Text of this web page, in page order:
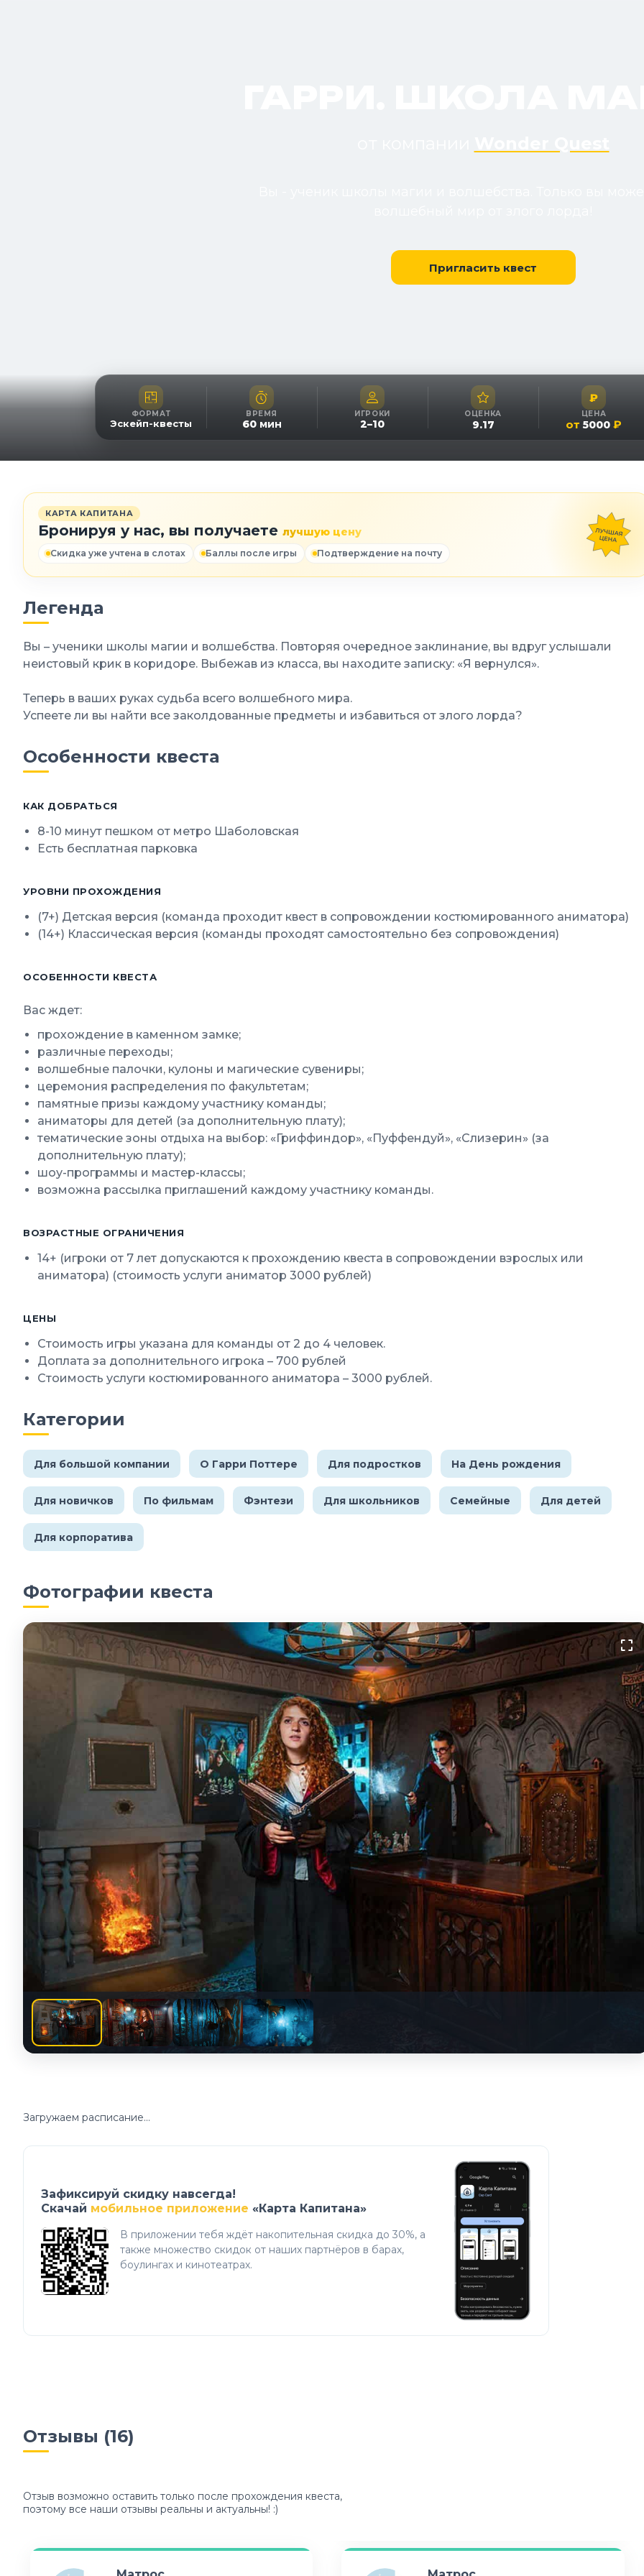
Пригласить квест
ФОРМАТ
Эскейп-квесты
ВРЕМЯ
60мин
ИГРОКИ
2–10
ОЦЕНКА
9.17
₽
ЦЕНА
от 5000 ₽
КАРТА КАПИТАНА
Бронируя у нас, вы получаете лучшую цену
Скидка уже учтена в слотах Баллы после игры Подтверждение на почту
Легенда
Вы – ученики школы магии и волшебства. Повторяя очередное заклинание, вы вдруг услышали
неистовый крик в коридоре. Выбежав из класса, вы находите записку: «Я вернулся».
Теперь в ваших руках судьба всего волшебного мира.
Успеете ли вы найти все заколдованные предметы и избавиться от злого лорда?
Особенности квеста
КАК ДОБРАТЬСЯ
8-10 минут пешком от метро Шаболовская
Есть бесплатная парковка
УРОВНИ ПРОХОЖДЕНИЯ
(7+) Детская версия (команда проходит квест в сопровождении костюмированного аниматора)
(14+) Классическая версия (команды проходят самостоятельно без сопровождения)
ОСОБЕННОСТИ КВЕСТА
Вас ждет:
прохождение в каменном замке;
различные переходы;
волшебные палочки, кулоны и магические сувениры;
церемония распределения по факультетам;
памятные призы каждому участнику команды;
аниматоры для детей (за дополнительную плату);
тематические зоны отдыха на выбор: «Гриффиндор», «Пуффендуй», «Слизерин» (за
дополнительную плату);
шоу-программы и мастер-классы;
возможна рассылка приглашений каждому участнику команды.
ВОЗРАСТНЫЕ ОГРАНИЧЕНИЯ
14+ (игроки от 7 лет допускаются к прохождению квеста в сопровождении взрослых или
аниматора) (стоимость услуги аниматор 3000 рублей)
ЦЕНЫ
Стоимость игры указана для команды от 2 до 4 человек.
Доплата за дополнительного игрока – 700 рублей
Стоимость услуги костюмированного аниматора – 3000 рублей.
Категории
Для большой компании О Гарри Поттере Для подростков На День рождения
Для новичков По фильмам Фэнтези Для школьников Семейные Для детей
Для корпоратива
Фотографии квеста
Загружаем расписание...
Зафиксируй скидку навсегда!
Скачай мобильное приложение «Карта Капитана»
В приложении тебя ждёт накопительная скидка до 30%, а
также множество скидок от наших партнёров в барах,
боулингах и кинотеатрах.
Отзывы (16)
Отзыв возможно оставить только после прохождения квеста,
поэтому все наши отзывы реальны и актуальны! :)